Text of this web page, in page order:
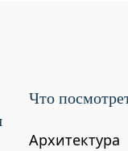
дороге
Что
Архитектура